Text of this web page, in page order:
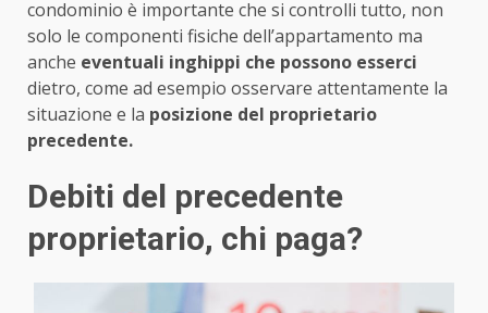
condominio è importante che si controlli tutto, non
solo le componenti fisiche dell’appartamento ma
anche eventuali inghippi che possono esserci
dietro, come ad esempio osservare attentamente la
situazione e la posizione del proprietario
precedente.
Debiti del precedente
proprietario, chi paga?